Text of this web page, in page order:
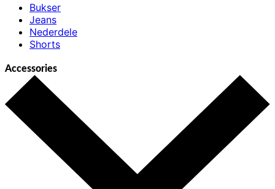
Bukser
Jeans
Nederdele
Shorts
Accessories